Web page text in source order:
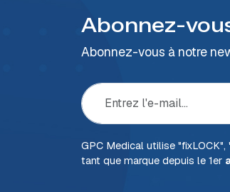
Abonnez-
Abonnez-vous à notre
GPC Medical utilise "fixLOCK",
tant que marque depuis le 1er